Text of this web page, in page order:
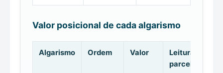
Valor posicional de cada algarismo
Algarismo Ordem Valor
Leitura da
parcela